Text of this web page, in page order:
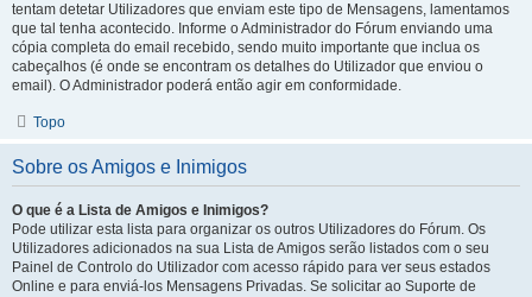
tentam detetar Utilizadores que enviam este tipo de Mensagens, lamentamos
que tal tenha acontecido. Informe o Administrador do Fórum enviando uma
cópia completa do email recebido, sendo muito importante que inclua os
cabeçalhos (é onde se encontram os detalhes do Utilizador que enviou o
email). O Administrador poderá então agir em conformidade.
Topo
Sobre os Amigos e Inimigos
O que é a Lista de Amigos e Inimigos?
Pode utilizar esta lista para organizar os outros Utilizadores do Fórum. Os
Utilizadores adicionados na sua Lista de Amigos serão listados com o seu
Painel de Controlo do Utilizador com acesso rápido para ver seus estados
Online e para enviá-los Mensagens Privadas. Se solicitar ao Suporte de